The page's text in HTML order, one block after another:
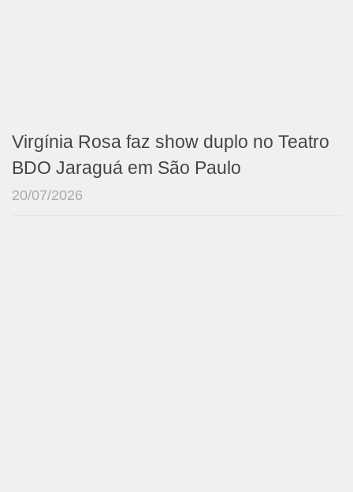
Virgínia Rosa faz show duplo no Teatro
BDO Jaraguá em São Paulo
20/07/2026